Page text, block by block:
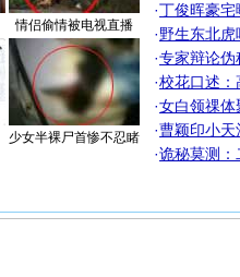
情侣偷情被电视直播
少女半裸尸首惨不忍睹
·丁俊晖豪
·野生东北
·专家辩论伪
·校花口述：
·女白领祼体
·曹颖印小天
·诡秘莫测：